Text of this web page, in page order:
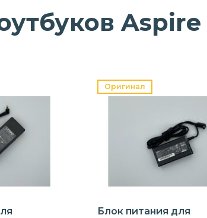
Aspire
Оригинал
Блок питания для